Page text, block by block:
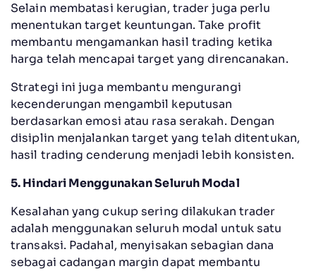
Selain membatasi kerugian, trader juga perlu
menentukan target keuntungan. Take profit
membantu mengamankan hasil trading ketika
harga telah mencapai target yang direncanakan.
Strategi ini juga membantu mengurangi
kecenderungan mengambil keputusan
berdasarkan emosi atau rasa serakah. Dengan
disiplin menjalankan target yang telah ditentukan,
hasil trading cenderung menjadi lebih konsisten.
5. Hindari Menggunakan Seluruh Modal
Kesalahan yang cukup sering dilakukan trader
adalah menggunakan seluruh modal untuk satu
transaksi. Padahal, menyisakan sebagian dana
sebagai cadangan margin dapat membantu